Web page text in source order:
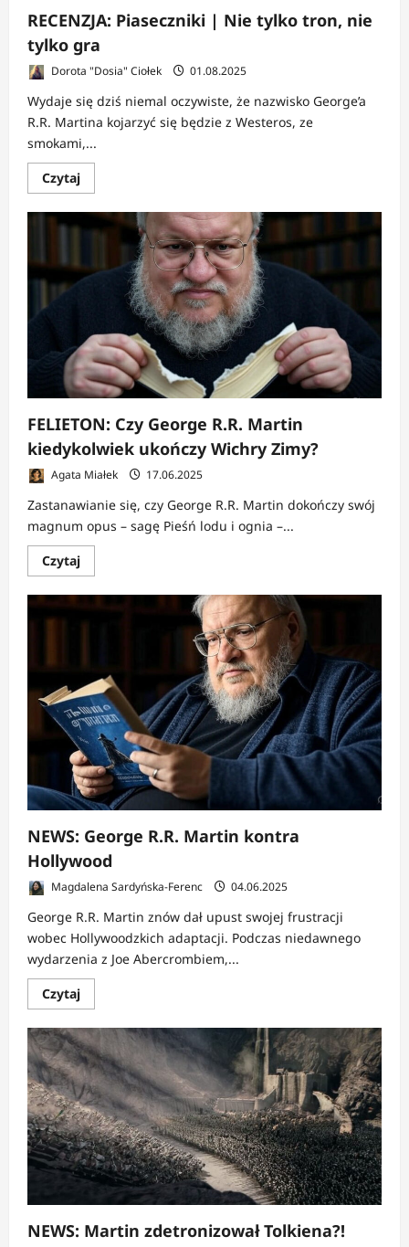
RECENZJA: Piaseczniki | Nie tylko tron, nie
tylko gra
Dorota "Dosia" Ciołek 01.08.2025
Wydaje się dziś niemal oczywiste, że nazwisko George’a
R.R. Martina kojarzyć się będzie z Westeros, ze
smokami,...
CzytajDowiedz
się
o
RECENZJA:
Piaseczniki
Nie
tylko
gra
FELIETON: Czy George R.R. Martin
kiedykolwiek ukończy Wichry Zimy?
Agata Miałek 17.06.2025
Zastanawianie się, czy George R.R. Martin dokończy swój
magnum opus – sagę Pieśń lodu i ognia –...
CzytajDowiedz
się
o
FELIETON:
Czy
kiedykolwiek
ukończy
Wichry
Zimy?
NEWS: George R.R. Martin kontra
Hollywood
Magdalena Sardyńska-Ferenc 04.06.2025
George R.R. Martin znów dał upust swojej frustracji
wobec Hollywoodzkich adaptacji. Podczas niedawnego
wydarzenia z Joe Abercrombiem,...
CzytajDowiedz
się
o
NEWS:
George
R.R.
Martin
kontra
Hollywood
NEWS: Martin zdetronizował Tolkiena?!